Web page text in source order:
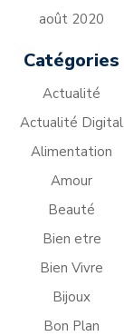
août 2020
Catégories
Actualité
Actualité Digital
Alimentation
Amour
Beauté
Bien etre
Bien Vivre
Bijoux
Bon Plan